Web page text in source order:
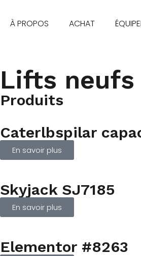
À PROPOS ACHAT
Lifts neufs
Produits
Caterlbspilar
En savoir plus
Skyjack SJ7185
En savoir plus
Elementor #8263